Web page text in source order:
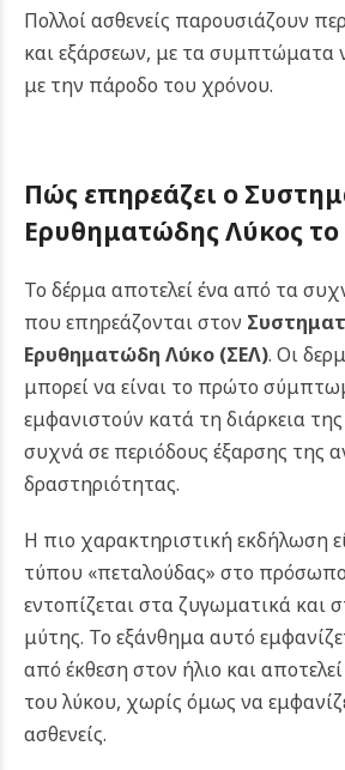
Πολλοί ασθενείς παρουσιάζουν
και εξάρσεων, με τα συμπτώματα
με την πάροδο του χρόνου.
Πώς επηρεάζει ο
Ερυθηματώδης Λύκος το
Το δέρμα αποτελεί ένα από τα
που επηρεάζονται στον
Ερυθηματώδη Λύκο (ΣΕΛ). Οι
μπορεί να είναι το πρώτο
εμφανιστούν κατά τη διάρκεια
συχνά σε περιόδους έξαρσης της
δραστηριότητας.
Η πιο χαρακτηριστική εκδήλωση
τύπου «πεταλούδας» στο
εντοπίζεται στα ζυγωματικά και
μύτης. Το εξάνθημα αυτό
από έκθεση στον ήλιο και
του λύκου, χωρίς όμως να
ασθενείς.